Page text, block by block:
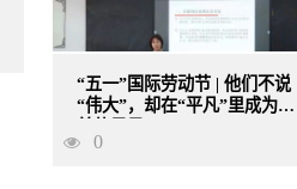
“五一”国际劳动节 | 他们不说
“伟大”，却在“平凡”里成为最
0